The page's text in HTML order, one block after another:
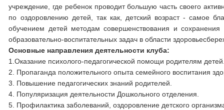
учреждение, где ребенок проводит большую часть своего
по оздоровлению детей, так как, детский возраст - самое
обучением детей методам совершенствования и
образовательно-воспитательных задач в области
Основные направления деятельности клуба:
1.Оказание психолого-педагогической помощи родителям
2. Пропаганда положительного опыта семейного воспитания
3. Повышение педагогических знаний родителей.
4. Популяризация деятельности Дошкольного отделения.
5. Профилактика заболеваний, оздоровление детского